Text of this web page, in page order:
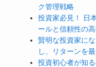
ク管理戦略
投資家必見！ 日
ールと信頼性の
賢明な投資家に
し、リターンを
投資初心者が知